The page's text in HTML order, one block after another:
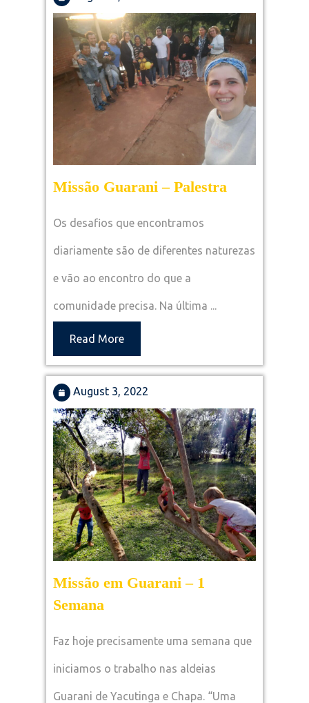
2022
Missão Guarani – Palestra
Palestra
Os desafios que encontramos
diariamente são de diferentes naturezas
e vão ao encontro do que a
comunidade precisa. Na última ...
Read MoreRead
More
August 3, 2022
2022
Missão em Guarani – 1
Semana
Guarani
–
1
Faz hoje precisamente uma semana que
iniciamos o trabalho nas aldeias
Guarani de Yacutinga e Chapa. “Uma